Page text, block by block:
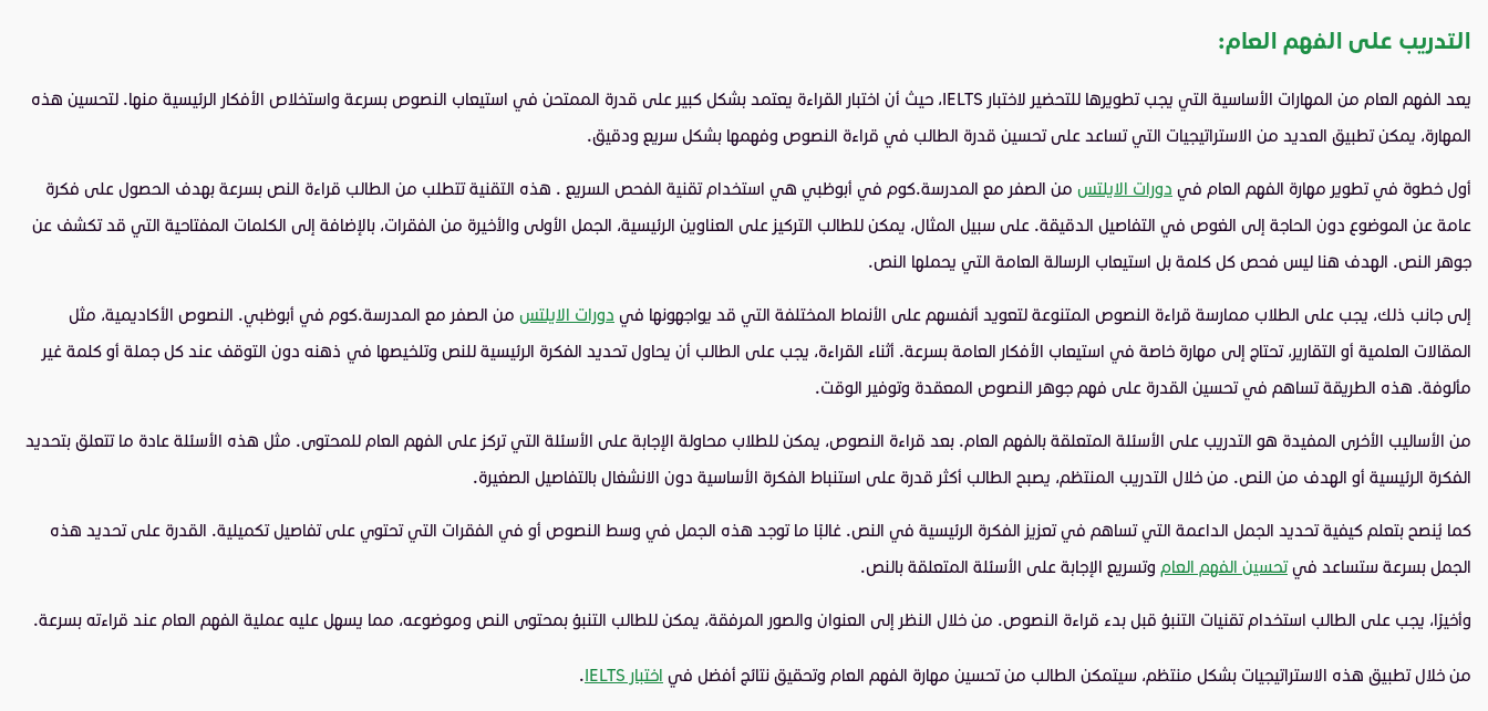
التدريب على الفهم العام:
يعد الفهم العام من المهارات الأساسية التي يجب تطويرها للتحضير لاختبار IELTS، حيث أن اختبار القراءة يعتمد بشكل كبير على قدرة الممتحن في استيعاب النصوص بسرعة واستخلاص الأفكار الرئيسية منها. لتحسين هذه
المهارة، يمكن تطبيق العديد من الاستراتيجيات التي تساعد على تحسين قدرة الطالب في قراءة النصوص وفهمها بشكل سريع ودقيق.
أول خطوة في تطوير مهارة الفهم العام في دورات الايلتس من الصفر مع المدرسة.كوم في أبوظبي هي استخدام تقنية الفحص السريع . هذه التقنية تتطلب من الطالب قراءة النص بسرعة بهدف الحصول على فكرة
عامة عن الموضوع دون الحاجة إلى الغوص في التفاصيل الدقيقة. على سبيل المثال، يمكن للطالب التركيز على العناوين الرئيسية، الجمل الأولى والأخيرة من الفقرات، بالإضافة إلى الكلمات المفتاحية التي قد تكشف عن
جوهر النص. الهدف هنا ليس فحص كل كلمة بل استيعاب الرسالة العامة التي يحملها النص.
إلى جانب ذلك، يجب على الطلاب ممارسة قراءة النصوص المتنوعة لتعويد أنفسهم على الأنماط المختلفة التي قد يواجهونها في دورات الايلتس من الصفر مع المدرسة.كوم في أبوظبي. النصوص الأكاديمية، مثل
المقالات العلمية أو التقارير، تحتاج إلى مهارة خاصة في استيعاب الأفكار العامة بسرعة. أثناء القراءة، يجب على الطالب أن يحاول تحديد الفكرة الرئيسية للنص وتلخيصها في ذهنه دون التوقف عند كل جملة أو كلمة غير
مألوفة. هذه الطريقة تساهم في تحسين القدرة على فهم جوهر النصوص المعقدة وتوفير الوقت.
من الأساليب الأخرى المفيدة هو التدريب على الأسئلة المتعلقة بالفهم العام. بعد قراءة النصوص، يمكن للطلاب محاولة الإجابة على الأسئلة التي تركز على الفهم العام للمحتوى. مثل هذه الأسئلة عادة ما تتعلق بتحديد
الفكرة الرئيسية أو الهدف من النص. من خلال التدريب المنتظم، يصبح الطالب أكثر قدرة على استنباط الفكرة الأساسية دون الانشغال بالتفاصيل الصغيرة.
كما يُنصح بتعلم كيفية تحديد الجمل الداعمة التي تساهم في تعزيز الفكرة الرئيسية في النص. غالبًا ما توجد هذه الجمل في وسط النصوص أو في الفقرات التي تحتوي على تفاصيل تكميلية. القدرة على تحديد هذه
الجمل بسرعة ستساعد فيتحسين الفهم العام وتسريع الإجابة على الأسئلة المتعلقة بالنص.
وأخيرًا، يجب على الطالب استخدام تقنيات التنبؤ قبل بدء قراءة النصوص. من خلال النظر إلى العنوان والصور المرفقة، يمكن للطالب التنبؤ بمحتوى النص وموضوعه، مما يسهل عليه عملية الفهم العام عند قراءته بسرعة.
من خلال تطبيق هذه الاستراتيجيات بشكل منتظم، سيتمكن الطالب من تحسين مهارة الفهم العام وتحقيق نتائج أفضل في اختبار IELTS .